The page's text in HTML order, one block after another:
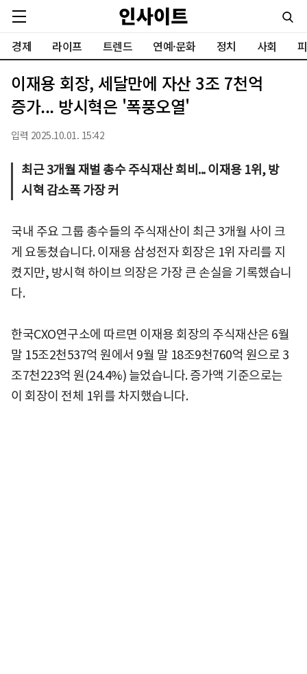
경제 라이프 트렌드 연예·문화 정치 사회
이재용 회장, 세달만에 자산 3조 7천억
증가... 방시혁은 '폭풍오열'
입력 2025.10.01. 15:42
최근 3개월 재벌 총수 주식재산 희비... 이재용 1위, 방
시혁 감소폭 가장 커
국내 주요 그룹 총수들의 주식재산이 최근 3개월 사이 크
게 요동쳤습니다. 이재용 삼성전자 회장은 1위 자리를 지
켰지만, 방시혁 하이브 의장은 가장 큰 손실을 기록했습니
다.
한국CXO연구소에 따르면 이재용 회장의 주식재산은 6월
말 15조2천537억 원에서 9월 말 18조9천760억 원으로 3
조7천223억 원(24.4%) 늘었습니다. 증가액 기준으로는
이 회장이 전체 1위를 차지했습니다.